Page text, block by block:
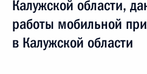
Калужской области,
работы мобильной
в Калужской области